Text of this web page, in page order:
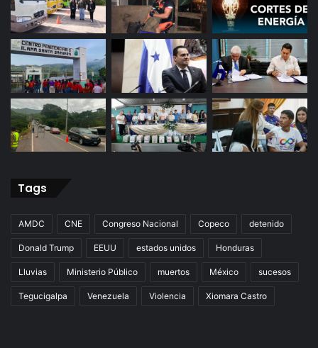
Tags
AMDC CNE Congreso Nacional Copeco detenido
Donald Trump EEUU estados unidos Honduras
Lluvias Ministerio Público muertos México sucesos
Tegucigalpa Venezuela Violencia Xiomara Castro